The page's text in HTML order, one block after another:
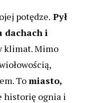
potędze. Pył
dachach i
klimat. Mimo
Tomiasto,
historię ognia i